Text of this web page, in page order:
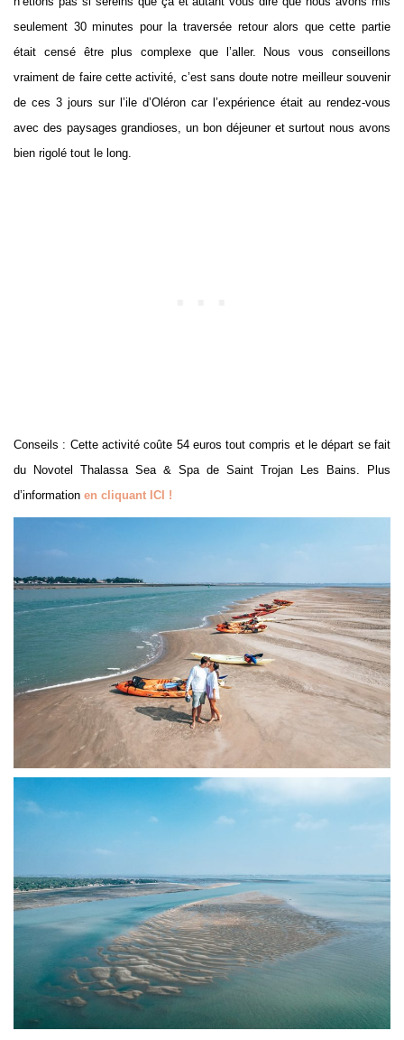
seulement 30 minutes pour la traversée retour alors que cette partie
était censé être plus complexe que l’aller. Nous vous conseillons
vraiment de faire cette activité, c’est sans doute notre meilleur souvenir
de ces 3 jours sur l’ile d’Oléron car l’expérience était au rendez-vous
avec des paysages grandioses, un bon déjeuner et surtout nous avons
bien rigolé tout le long.
Conseils : Cette activité coûte 54 euros tout compris et le départ se fait
du Novotel Thalassa Sea & Spa de Saint Trojan Les Bains. Plus
d’information en cliquant ICI !